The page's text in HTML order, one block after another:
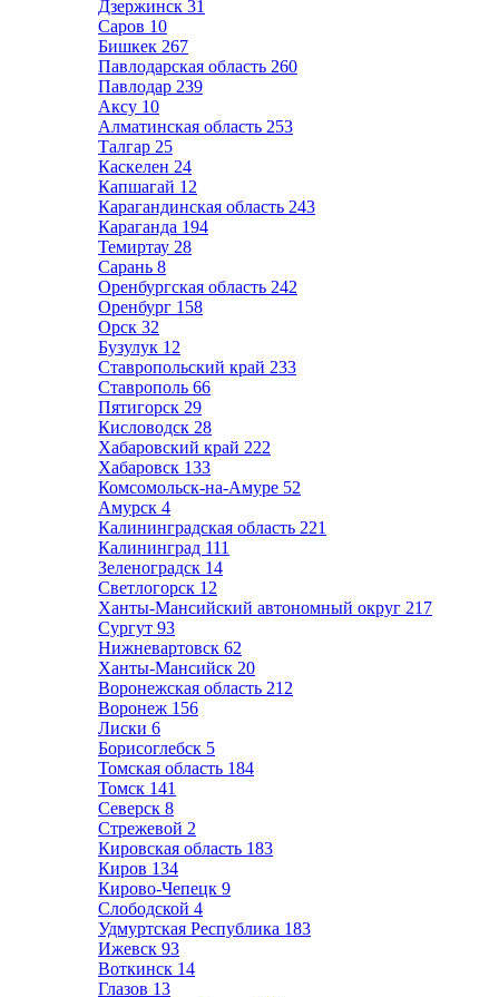
Дзержинск 31
Саров 10
Бишкек 267
Павлодарская область 260
Павлодар 239
Аксу 10
Алматинская область 253
Талгар 25
Каскелен 24
Капшагай 12
Карагандинская область 243
Караганда 194
Темиртау 28
Сарань 8
Оренбургская область 242
Оренбург 158
Орск 32
Бузулук 12
Ставропольский край 233
Ставрополь 66
Пятигорск 29
Кисловодск 28
Хабаровский край 222
Хабаровск 133
Комсомольск-на-Амуре 52
Амурск 4
Калининградская область 221
Калининград 111
Зеленоградск 14
Светлогорск 12
Ханты-Мансийский автономный округ 217
Сургут 93
Нижневартовск 62
Ханты-Мансийск 20
Воронежская область 212
Воронеж 156
Лиски 6
Борисоглебск 5
Томская область 184
Томск 141
Северск 8
Стрежевой 2
Кировская область 183
Киров 134
Кирово-Чепецк 9
Слободской 4
Удмуртская Республика 183
Ижевск 93
Воткинск 14
Глазов 13